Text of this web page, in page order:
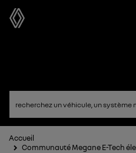
Accueil
Communauté Megane E-Tech